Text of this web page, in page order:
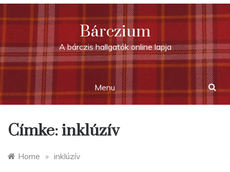
Skip
to
content
Bárczium
A bárczis hallgatók online lapja
Menu
Címke: inklúzív
Home » inklúzív